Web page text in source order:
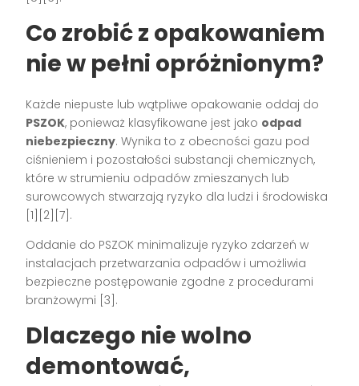
Co zrobić z opakowaniem
nie w pełni opróżnionym?
Każde niepuste lub wątpliwe opakowanie oddaj do
PSZOK, ponieważ klasyfikowane jest jako odpad
niebezpieczny. Wynika to z obecności gazu pod
ciśnieniem i pozostałości substancji chemicznych,
które w strumieniu odpadów zmieszanych lub
surowcowych stwarzają ryzyko dla ludzi i środowiska
[1][2][7].
Oddanie do PSZOK minimalizuje ryzyko zdarzeń w
instalacjach przetwarzania odpadów i umożliwia
bezpieczne postępowanie zgodne z procedurami
branżowymi [3].
Dlaczego nie wolno
demontować,